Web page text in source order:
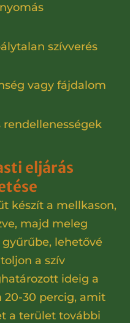
szívverés
vagy fájdalom
rendellenességek
eljárás
készít a mellkason,
majd meleg
lehetővé
a szív
ideig a
20-30 percig, amit
a terület további